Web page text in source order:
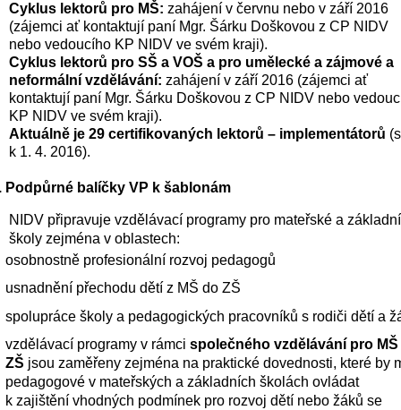
Cyklus lektorů pro MŠ: zahájení v červnu nebo v září 2016
(zájemci ať kontaktují paní Mgr. Šárku Doškovou z CP NIDV
nebo vedoucího KP NIDV ve svém kraji).
Cyklus lektorů pro SŠ a VOŠ a pro umělecké a zájmové a
neformální vzdělávání: zahájení v září 2016 (zájemci ať
kontaktují paní Mgr. Šárku Doškovou z CP NIDV nebo
KP NIDV ve svém kraji).
Aktuálně je 29 certifikovaných lektorů – implementátorů
k 1. 4. 2016).
Podpůrné balíčky VP k šablonám
NIDV připravuje vzdělávací programy pro mateřské a základní
školy zejména v oblastech:
osobnostně profesionální rozvoj pedagogů
usnadnění přechodu dětí z MŠ do ZŠ
spolupráce školy a pedagogických pracovníků s rodiči dětí a
vzdělávací programy v rámci společného vzdělávání pro MŠ
ZŠ jsou zaměřeny zejména na praktické dovednosti, které by
pedagogové v mateřských a základních školách ovládat
k zajištění vhodných podmínek pro rozvoj dětí nebo žáků se